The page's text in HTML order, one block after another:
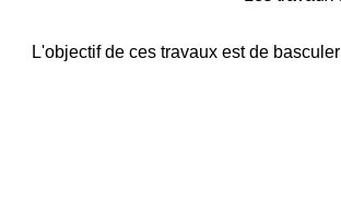
L'objectif de ces travaux est de